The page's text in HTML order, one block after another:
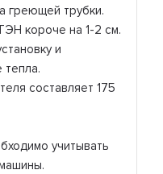
греющей трубки.
короче на 1-2 см.
и
тепла.
составляет 175
учитывать